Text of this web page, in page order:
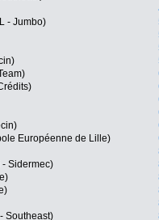
- Jumbo)
Européenne de Lille)
- Sidermec)
Southeast)